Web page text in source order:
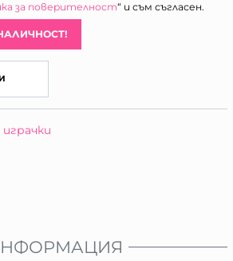
за поверителност“ и съм съгласен.